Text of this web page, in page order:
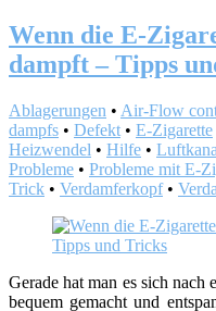
Wenn die E-
dampft – Tipps
Ablagerungen • Air-Flow
dampfs • Defekt • E-Zigarette
Heizwendel • Hilfe •
Probleme • Probleme mit E-
Trick • Verdamferkopf•
Gerade hat man es sich nach
bequem gemacht und